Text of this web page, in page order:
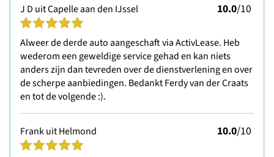
J D uit Capelle aan den IJssel 10.0/10
Alweer de derde auto aangeschaft via ActivLease. Heb
wederom een geweldige service gehad en kan niets
anders zijn dan tevreden over de dienstverlening en over
de scherpe aanbiedingen. Bedankt Ferdy van der Craats
en tot de volgende :).
Frank uit Helmond 10.0/10